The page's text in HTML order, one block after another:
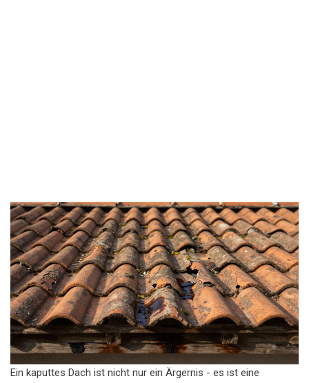
Ein kaputtes Dach ist nicht nur ein Ärgernis - es ist eine